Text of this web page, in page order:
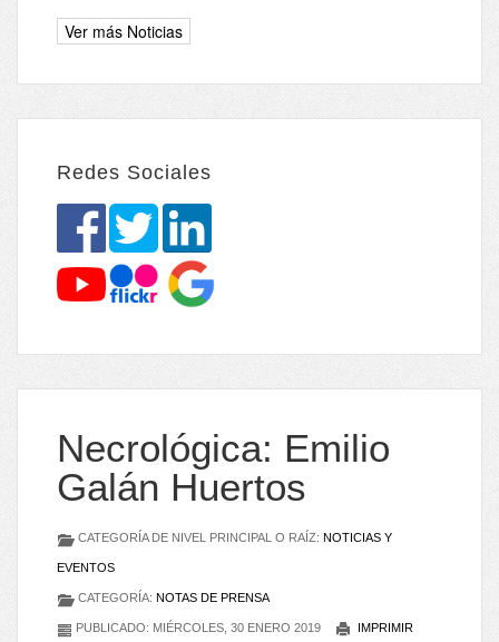
Redes Sociales
Necrológica: Emilio
Galán Huertos
CATEGORÍA DE NIVEL PRINCIPAL O RAÍZ: NOTICIAS Y
EVENTOS
CATEGORÍA: NOTAS DE PRENSA
PUBLICADO: MIÉRCOLES, 30 ENERO 2019 IMPRIMIR